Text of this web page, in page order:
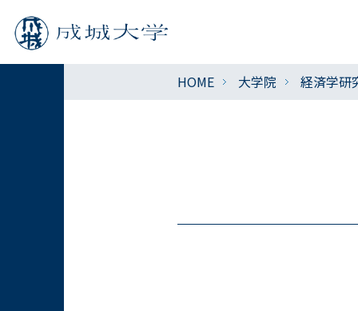
HOME 大学院 経済学研